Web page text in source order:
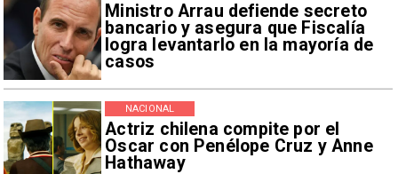
Ministro Arrau defiende secreto
bancario y asegura que Fiscalía
logra levantarlo en la mayoría de
casos
Actriz chilena compite por el
Oscar con Penélope Cruz y Anne
Hathaway
NACIONAL